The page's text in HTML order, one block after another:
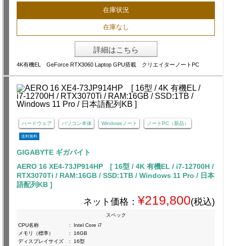
在庫状況
在庫なし
詳細はこちら
4K有機EL GeForce RTX3060 Laptop GPU搭載 クリエイターノートPC
ハードウェア パソコン本体 Windowsノート ノートPC（新品）
送料無料
GIGABYTE ギガバイト
AERO 16 XE4-73JP914HP [ 16型 / 4K 有機EL / i7-12700H /
RTX3070Ti / RAM:16GB / SSD:1TB / Windows 11 Pro / 日本
語配列KB ]
ネット価格： ¥219,800(税込)
スペック
CPU名称
:
Intel Core i7
メモリ（標準）
:
16GB
ディスプレイサイズ
:
16型